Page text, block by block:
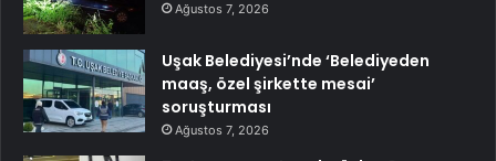
Ağustos 7, 2026
Uşak Belediyesi’nde ‘Belediyeden
maaş, özel şirkette mesai’
soruşturması
Ağustos 7, 2026